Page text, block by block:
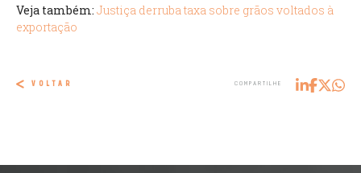
Veja também: Justiça derruba taxa sobre grãos voltados à
exportação
VOLTAR COMPARTILHE